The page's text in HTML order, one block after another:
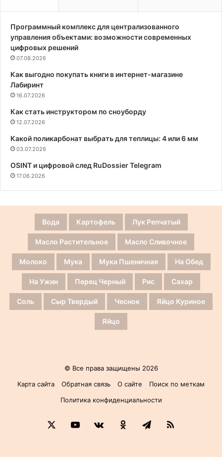
Программный комплекс для централизованного
управления объектами: возможности современных
цифровых решений
07.08.2026
Как выгодно покупать книги в интернет-магазине
Лабиринт
16.07.2026
Как стать инструктором по сноуборду
12.07.2026
Какой поликарбонат выбрать для теплицы: 4 или 6 мм
03.07.2026
OSINT и цифровой след RuDossier Telegram
17.06.2026
Вода Картофель Лук Репчатый
Масло Растительное Масло Сливочное
Молоко Мука Мука Пшеничная На Обед
На Ужин Перец Черный Рис Сахар
Соль Сыр Твердый Чеснок Яйцо Куриное
Яйцо
© Все права защищены 2026
Карта сайта
Обратная связь О сайте
Поиск по меткам
Политика конфиденциальности
YouTubevk.comОдноклассники
Telegram
RSS